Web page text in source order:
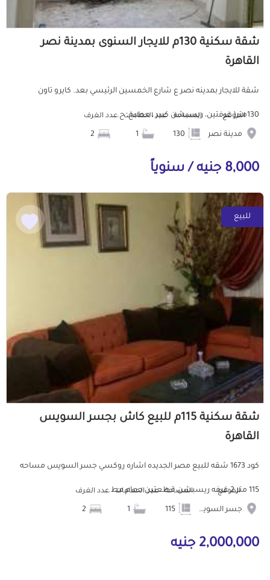
شقة سكنية 130م للايجار السنوى بمدينة نصر
القاهرة
شقة للايجار بمدينه نصر ع شارع الخمسين الرئيسي بعد. كايرو تاون
130متر( غرفتين، ريسبشن كبير ، مطبخ، ح... الموقع
مدينة نصر
المساحة عدد الحمامات عدد الغرف
8,000 جنيه / سنوياً
للبيع
شقة سكنية 115م للبيع كاش بجسر السويس
القاهرة
كود 1673 شقه للبيع مصر الجديده اشاره روكسي جسر السويس مساحه
115 متر 2 غرفه ريسبشن قطعتين حمام مط... الموقع
جسر السويس
المساحة عدد الحمامات عدد الغرف
2,000,000 جنيه